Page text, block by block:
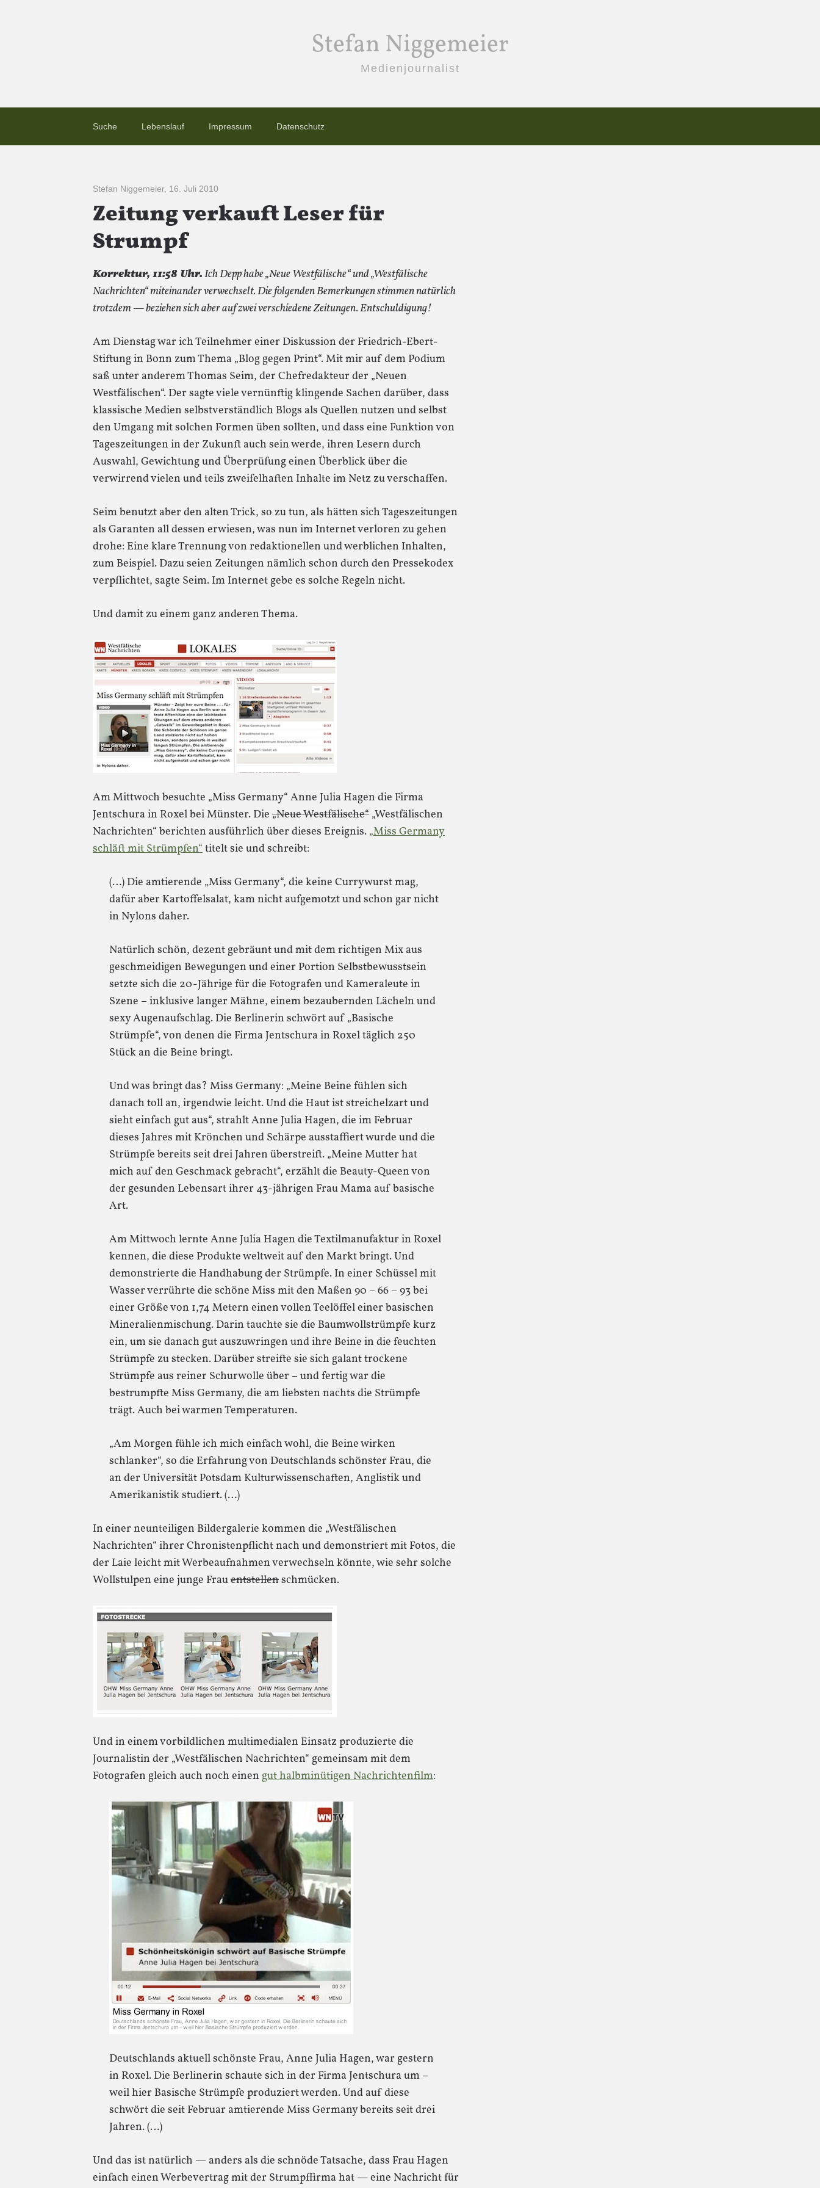
Stefan Niggemeier
Medienjournalist
Suche Lebenslauf Impressum Datenschutz
Stefan Niggemeier, 16. Juli 2010
Zeitung verkauft Leser für
Strumpf
Korrektur, 11:58 Uhr.Ich Depp habe „Neue Westfälische“ und „Westfälische
Nachrichten“ miteinander verwechselt. Die folgenden Bemerkungen stimmen natürlich
trotzdem — beziehen sich aber auf zwei verschiedene Zeitungen. Entschuldigung!
Am Dienstag war ich Teilnehmer einer Diskussion der Friedrich-Ebert-
Stiftung in Bonn zum Thema „Blog gegen Print“. Mit mir auf dem Podium
saß unter anderem Thomas Seim, der Chefredakteur der „Neuen
Westfälischen“. Der sagte viele vernünftig klingende Sachen darüber, dass
klassische Medien selbstverständlich Blogs als Quellen nutzen und selbst
den Umgang mit solchen Formen üben sollten, und dass eine Funktion von
Tageszeitungen in der Zukunft auch sein werde, ihren Lesern durch
Auswahl, Gewichtung und Überprüfung einen Überblick über die
verwirrend vielen und teils zweifelhaften Inhalte im Netz zu verschaffen.
Seim benutzt aber den alten Trick, so zu tun, als hätten sich Tageszeitungen
als Garanten all dessen erwiesen, was nun im Internet verloren zu gehen
drohe: Eine klare Trennung von redaktionellen und werblichen Inhalten,
zum Beispiel. Dazu seien Zeitungen nämlich schon durch den Pressekodex
verpflichtet, sagte Seim. Im Internet gebe es solche Regeln nicht.
Und damit zu einem ganz anderen Thema.
Am Mittwoch besuchte „Miss Germany“ Anne Julia Hagen die Firma
Jentschura in Roxel bei Münster. Die „Neue Westfälische“ „Westfälischen
Nachrichten“ berichten ausführlich über dieses Ereignis. „Miss Germany
schläft mit Strümpfen“titelt sie und schreibt:
(…) Die amtierende „Miss Germany“, die keine Currywurst mag,
dafür aber Kartoffelsalat, kam nicht aufgemotzt und schon gar nicht
in Nylons daher.
Natürlich schön, dezent gebräunt und mit dem richtigen Mix aus
geschmeidigen Bewegungen und einer Portion Selbstbewusstsein
setzte sich die 20-Jährige für die Fotografen und Kameraleute in
Szene – inklusive langer Mähne, einem bezaubernden Lächeln und
sexy Augenaufschlag. Die Berlinerin schwört auf „Basische
Strümpfe“, von denen die Firma Jentschura in Roxel täglich 250
Stück an die Beine bringt.
Und was bringt das? Miss Germany: „Meine Beine fühlen sich
danach toll an, irgendwie leicht. Und die Haut ist streichelzart und
sieht einfach gut aus“, strahlt Anne Julia Hagen, die im Februar
dieses Jahres mit Krönchen und Schärpe ausstaffiert wurde und die
Strümpfe bereits seit drei Jahren überstreift. „Meine Mutter hat
mich auf den Geschmack gebracht“, erzählt die Beauty-Queen von
der gesunden Lebensart ihrer 43-jährigen Frau Mama auf basische
Art.
Am Mittwoch lernte Anne Julia Hagen die Textilmanufaktur in Roxel
kennen, die diese Produkte weltweit auf den Markt bringt. Und
demonstrierte die Handhabung der Strümpfe. In einer Schüssel mit
Wasser verrührte die schöne Miss mit den Maßen 90 – 66 – 93 bei
einer Größe von 1,74 Metern einen vollen Teelöffel einer basischen
Mineralienmischung. Darin tauchte sie die Baumwollstrümpfe kurz
ein, um sie danach gut auszuwringen und ihre Beine in die feuchten
Strümpfe zu stecken. Darüber streifte sie sich galant trockene
Strümpfe aus reiner Schurwolle über – und fertig war die
bestrumpfte Miss Germany, die am liebsten nachts die Strümpfe
trägt. Auch bei warmen Temperaturen.
„Am Morgen fühle ich mich einfach wohl, die Beine wirken
schlanker“, so die Erfahrung von Deutschlands schönster Frau, die
an der Universität Potsdam Kulturwissenschaften, Anglistik und
Amerikanistik studiert. (…)
In einer neunteiligen Bildergalerie kommen die „Westfälischen
Nachrichten“ ihrer Chronistenpflicht nach und demonstriert mit Fotos, die
der Laie leicht mit Werbeaufnahmen verwechseln könnte, wie sehr solche
Wollstulpen eine junge Frauentstellenschmücken.
Und in einem vorbildlichen multimedialen Einsatz produzierte die
Journalistin der „Westfälischen Nachrichten“ gemeinsam mit dem
Fotografen gleich auch noch einen gut halbminütigen Nachrichtenfilm:
Deutschlands aktuell schönste Frau, Anne Julia Hagen, war gestern
in Roxel. Die Berlinerin schaute sich in der Firma Jentschura um –
weil hier Basische Strümpfe produziert werden. Und auf diese
schwört die seit Februar amtierende Miss Germany bereits seit drei
Jahren. (…)
Und das ist natürlich — anders als die schnöde Tatsache, dass Frau Hagen
einfach einen Werbevertrag mit der Strumpffirma hat — eine Nachricht für